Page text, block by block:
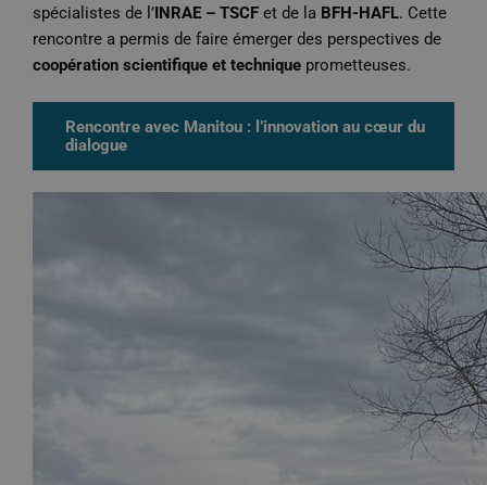
spécialistes de l’ INRAE – TSCF et de la BFH-HAFL. Cette
rencontre a permis de faire émerger des perspectives de
coopération scientifique et technique prometteuses.
Rencontre avec Manitou : l’innovation au cœur du
dialogue